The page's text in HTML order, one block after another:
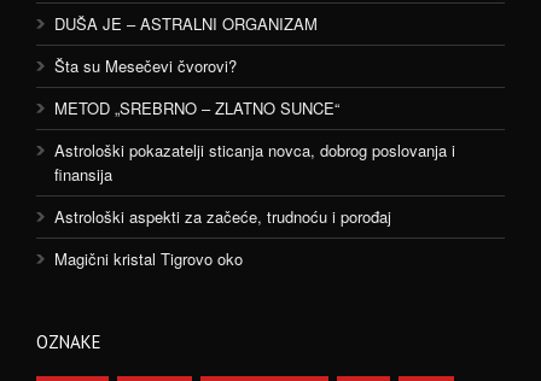
DUŠA JE – ASTRALNI ORGANIZAM
Šta su Mesečevi čvorovi?
METOD „SREBRNO – ZLATNO SUNCE“
Astrološki pokazatelji sticanja novca, dobrog poslovanja i
finansija
Astrološki aspekti za začeće, trudnoću i porođaj
Magični kristal Tigrovo oko
OZNAKE